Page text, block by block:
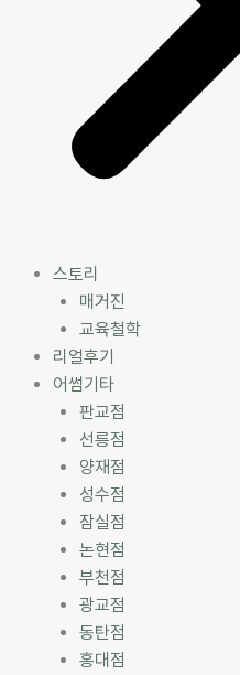
스토리
매거진
교육철학
리얼후기
어썸기타
판교점
선릉점
양재점
성수점
잠실점
논현점
부천점
광교점
동탄점
홍대점